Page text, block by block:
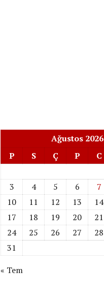
Ağustos 2026
P
S Ç P C
3
4 5 6 7
10
11 12 13 14
17
18 19 20 21
24
25 26 27 28
31
« Tem